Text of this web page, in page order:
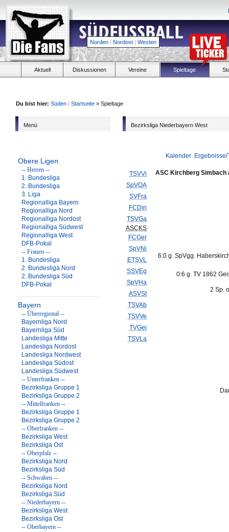
Norden | Nordost | Westen
Aktuell Diskussionen Vereine Spieltage
Du bist hier: Süden | Startseite » Spieltage
Menü
Obere Ligen
-- Herren --
1. Bundesliga
2. Bundesliga
3. Liga
Regionalliga Bayern
Regionalliga Nord
Regionalliga Nordost
Regionalliga Südwest
Regionalliga West
DFB-Pokal
-- Frauen --
1. Bundesliga
2. Bundesliga Nord
2. Bundesliga Süd
DFB-Pokal
Bayern
-- Überregional --
Bayernliga Nord
Bayernliga Süd
Landesliga Mitte
Landesliga Nordost
Landesliga Nordwest
Landesliga Südost
Landesliga Südwest
-- Unterfranken --
Bezirksliga Gruppe 1
Bezirksliga Gruppe 2
-- Mittelfranken --
Bezirksliga Gruppe 1
Bezirksliga Gruppe 2
-- Oberfranken --
Bezirksliga West
Bezirksliga Ost
-- Oberpfalz --
Bezirksliga Nord
Bezirksliga Süd
-- Schwaben --
Bezirksliga Nord
Bezirksliga Süd
-- Niederbayern --
Bezirksliga West
Bezirksliga Ost
-- Oberbayern --
Bezirksliga Niederbayern West
Kalender
TSVVi
SpVOA
SVFra
FCDin
TSVGa
ASCKS
FCGer
SpVNi
ETSVL
SSVEg
SpVHa
ASVSt
TSVAb
TSVVe
TVGei
TSVLa
ASC Kirchberg Simbach
6:0 g. SpVgg.
0:6 g. TV 1862
2 Sp.